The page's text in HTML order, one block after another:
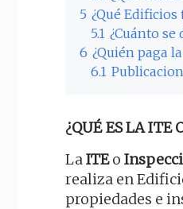
5 ¿Qué
5.1 ¿Cuánto se
6 ¿Quién paga
6.1
¿QUÉ ES LA ITE
LaITEo
realiza en
propiedades e